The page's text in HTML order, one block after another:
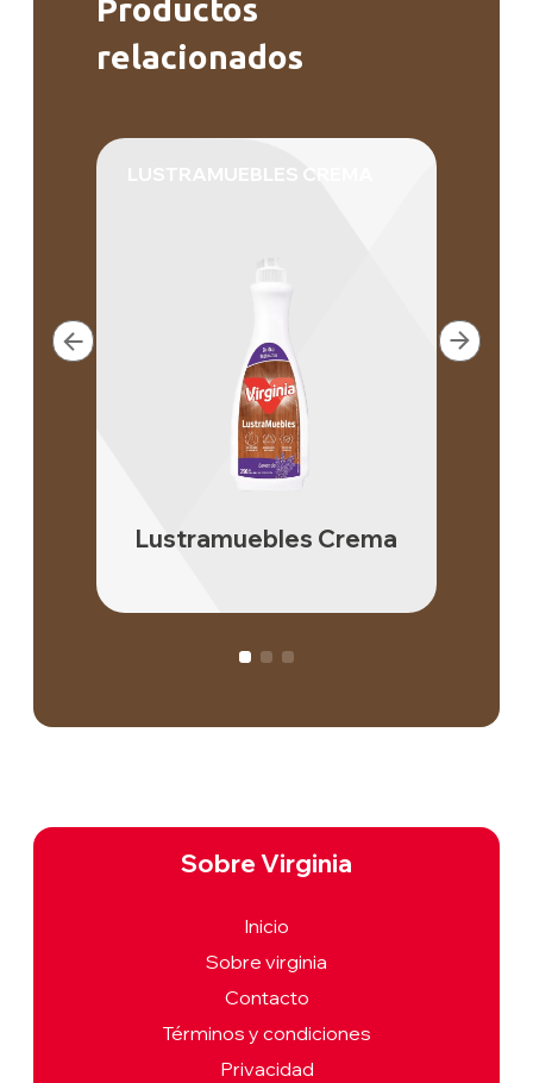
Productos
relacionados
Lustramuebles Crema
Sobre Virginia
Inicio
Sobre virginia
Contacto
Términos y condiciones
Privacidad